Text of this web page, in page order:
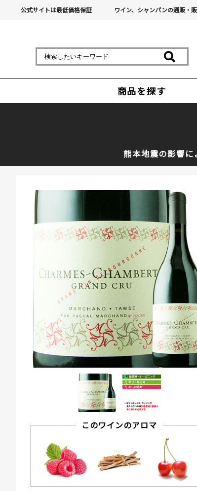
公式サイトは最低価格保証 ワイン、シャンパンの通販・
商品を探す
熊本地震の影響
このワインのアロマ